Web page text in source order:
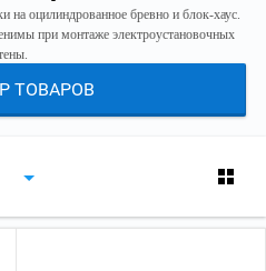
на оцилиндрованное бревно и блок-хаус.
при монтаже электроустановочных
ТОВАРОВ